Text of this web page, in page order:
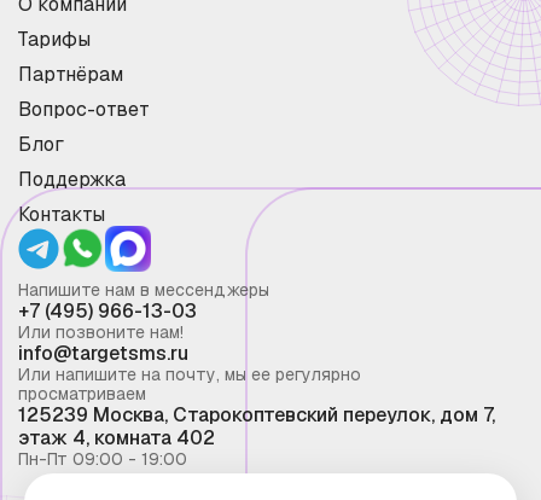
Тарифы
Партнёрам
Вопрос-ответ
Блог
Поддержка
Контакты
Напишите нам в мессенджеры
+7 (495) 966-13-03
Или позвоните нам!
info@targetsms.ru
Или напишите на почту, мы ее регулярно
просматриваем
125239 Москва, Старокоптевский переулок, дом 7,
этаж 4, комната 402
Пн-Пт 09:00 - 19:00